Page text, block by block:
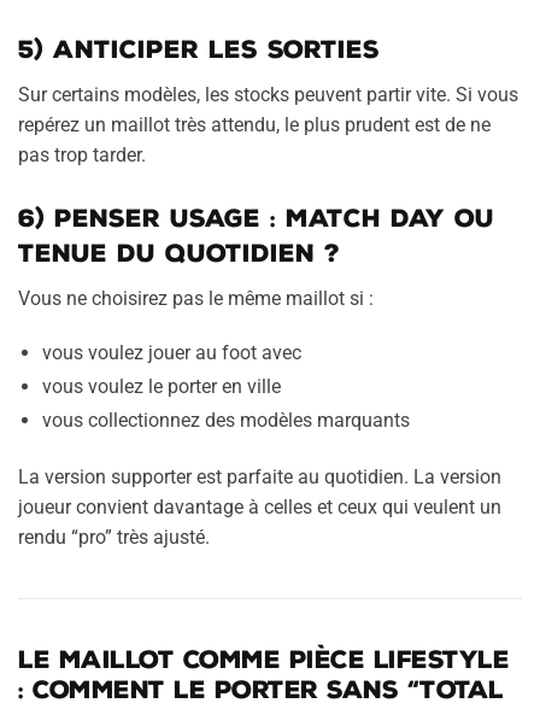
5) Anticiper les sorties
Sur certains modèles, les stocks peuvent partir vite. Si vous
repérez un maillot très attendu, le plus prudent est de ne
pas trop tarder.
6) Penser usage : match day ou
tenue du quotidien ?
Vous ne choisirez pas le même maillot si :
vous voulez jouer au foot avec
vous voulez le porter en ville
vous collectionnez des modèles marquants
La version supporter est parfaite au quotidien. La version
joueur convient davantage à celles et ceux qui veulent un
rendu “pro” très ajusté.
Le maillot comme pièce lifestyle
: comment le porter sans “total